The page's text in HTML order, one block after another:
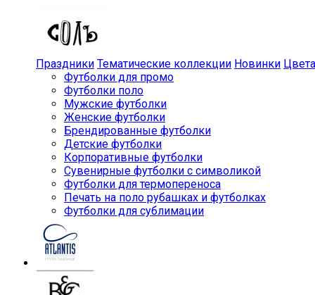
Праздники Тематические коллекции Новинки Цвета
Футболки для промо
Футболки поло
Мужские футболки
Женские футболки
Брендированные футболки
Детские футболки
Корпоративные футболки
Сувенирные футболки с символикой
Футболки для термопереноса
Печать на поло рубашках и футболках
Футболки для сублимации